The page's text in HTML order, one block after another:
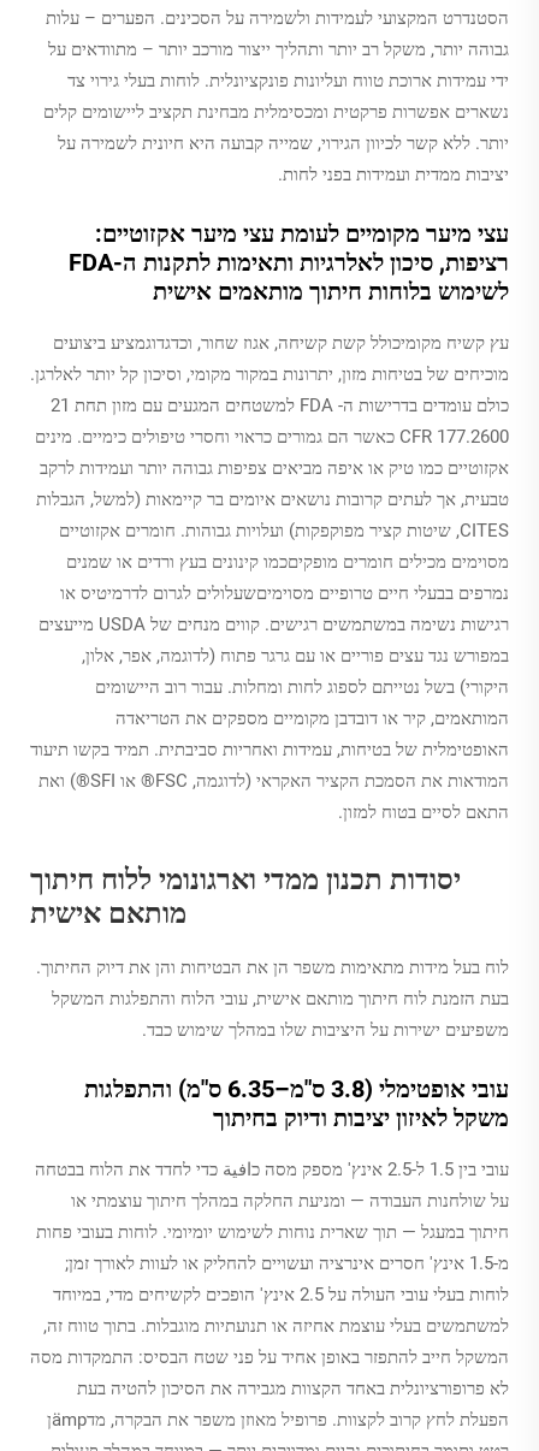
הסטנדרט המקצועי לעמידות ולשמירה על הסכינים. הפערים – עלות
גבוהה יותר, משקל רב יותר ותהליך ייצור מורכב יותר – מתוודאים על
ידי עמידות ארוכת טווח ועליונות פונקציונלית. לוחות בעלי גירוי צד
נשארים אפשרות פרקטית ומכסימלית מבחינת תקציב ליישומים קלים
יותר. ללא קשר לכיוון הגירוי, שמייה קבועה היא חיונית לשמירה על
יציבות ממדית ועמידות בפני לחות.
עצי מיער מקומיים לעומת עצי מיער אקזוטיים:
רציפות, סיכון לאלרגיות ותאימות לתקנות ה-FDA
לשימוש בלוחות חיתוך מותאמים אישית
עץ קשיח מקומיכולל קשת קשיחה, אגוז שחור, וכדגדוגמציע ביצועים
מוכיחים של בטיחות מזון, יתרונות במקור מקומי, וסיכון קל יותר לאלרגן.
כולם עומדים בדרישות ה- FDA למשטחים המגעים עם מזון תחת 21
CFR 177.2600 כאשר הם גמורים כראוי וחסרי טיפולים כימיים. מינים
אקזוטיים כמו טיק או איפה מביאים צפיפות גבוהה יותר ועמידות לרקב
טבעית, אך לעתים קרובות נושאים איומים בר קיימאות (למשל, הגבלות
CITES, שיטות קציר מפוקפקות) ועלויות גבוהות. חומרים אקזוטיים
מסוימים מכילים חומרים מופקיםכמו קינונים בעץ ורדים או שמנים
נמרפים בבעלי חיים טרופיים מסוימיםשעלולים לגרום לדרמיטיס או
רגישות נשימה במשתמשים רגישים. קווים מנחים של USDA מייעצים
במפורש נגד עצים פוריים או עם גרגר פתוח (לדוגמה, אפר, אלון,
היקורי) בשל נטייתם לספוג לחות ומחלות. עבור רוב היישומים
המותאמים, קיר או דובדבן מקומיים מספקים את הטריאדה
האופטימלית של בטיחות, עמידות ואחריות סביבתית. תמיד בקשו תיעוד
המודאות את הסמכת הקציר האקראי (לדוגמה, FSC® או SFI®) ואת
התאם לסיים בטוח למזון.
יסודות תכנון ממדי וארגונומי ללוח חיתוך
מותאם אישית
לוח בעל מידות מתאימות משפר הן את הבטיחות והן את דיוק החיתוך.
בעת הזמנת לוח חיתוך מותאם אישית, עובי הלוח והתפלגות המשקל
משפיעים ישירות על היציבות שלו במהלך שימוש כבד.
עובי אופטימלי (3.8 ס"מ–6.35 ס"מ) והתפלגות
משקל לאיזון יציבות ודיוק בחיתוך
עובי בין 1.5 ל-2.5 אינץ' מספק מסה כافية כדי לחדד את הלוח בבטחה
על שולחנות העבודה — ומניעת החלקה במהלך חיתוך עוצמתי או
חיתוך במעגל — תוך שארית נוחות לשימוש יומיומי. לוחות בעובי פחות
מ-1.5 אינץ' חסרים אינרציה ועשויים להחליק או לעוות לאורך זמן;
לוחות בעלי עובי העולה על 2.5 אינץ' הופכים לקשיחים מדי, במיוחד
למשתמשים בעלי עוצמת אחיזה או תנועתיות מוגבלות. בתוך טווח זה,
המשקל חייב להתפזר באופן אחיד על פני שטח הבסיס: התמקדות מסה
לא פרופורציונלית באחד הקצוות מגבירה את הסיכון להטיה בעת
הפעלת לחץ קרוב לקצוות. פרופיל מאוזן משפר את הבקרה, מדämpן